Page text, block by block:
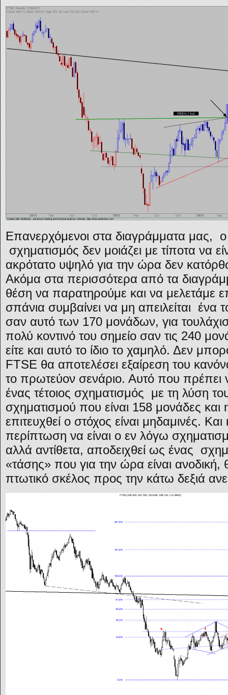
Επανερχόμενοι στα διαγράμματα μας,
σχηματισμός δεν μοιάζει με τίποτα να
ακρότατο υψηλό για την ώρα δεν
Ακόμα στα περισσότερα από τα
θέση να παρατηρούμε και να μελετάμε
σπάνια συμβαίνει να μη απειλείται ένα
σαν αυτό των 170 μονάδων, για
πολύ κοντινό του σημείο σαν τις 240
είτε και αυτό το ίδιο το χαμηλό. Δεν
FTSE θα αποτελέσει εξαίρεση του
το πρωτεύον σενάριο. Αυτό που πρέπει
ένας τέτοιος σχηματισμός με τη λύση
σχηματισμού που είναι 158 μονάδες
επιτευχθεί ο στόχος είναι μηδαμινές.
περίπτωση να είναι ο εν λόγω
αλλά αντίθετα, αποδειχθεί ως ένας
«τάσης» που για την ώρα είναι ανοδική,
πτωτικό σκέλος προς την κάτω δεξιά